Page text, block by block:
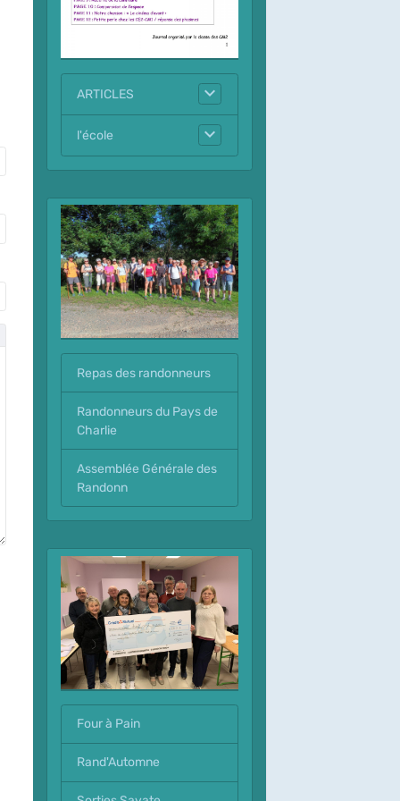
ARTICLES
l'école
Repas des randonneurs
Randonneurs du Pays de
Charlie
Assemblée Générale des
Randonn
Four à Pain
Rand'Automne